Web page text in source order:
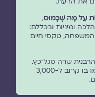
עַל מָה שֶׁכָּמוּס,
ומיניות ובכללם:
המשפחה, טקסי חיים
2019 על-ידי הרבנית שרה סגל־כץ.
עם הכניסה לשנת 2025 פורסמו בו קרוב ל-3,000